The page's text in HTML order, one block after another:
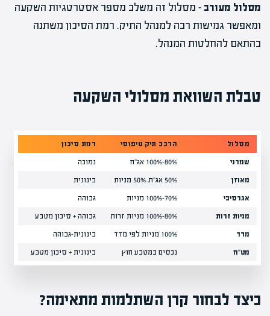
מסלול מעורב – מסלול זה משלב מספר אסטרטגיות השקעה
ומאפשר גמישות רבה למנהל התיק. רמת הסיכון משתנה
בהתאם להחלטות המנהל.
טבלת השוואת מסלולי השקעה
מסלול הרכב תיק טיפוסי רמת סיכון
שמרני 80%-100% אג"ח נמוכה
מאוזן 50% אג"ח, 50% מניות בינונית
אגרסיבי 70%-100% מניות גבוהה
מניות זרות 80%-100% מניות זרות גבוהה + סיכון מטבע
מדד 100% מניות לפי מדד בינונית-גבוהה
מט"ח נכסים במטבע חוץ בינונית + סיכון מטבע
כיצד לבחור קרן השתלמות מתאימה?